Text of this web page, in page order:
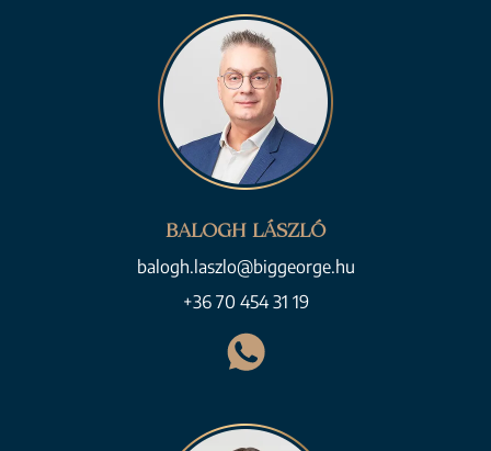
BALOGH LÁSZLÓ
balogh.laszlo@biggeorge.hu
+36 70 454 31 19